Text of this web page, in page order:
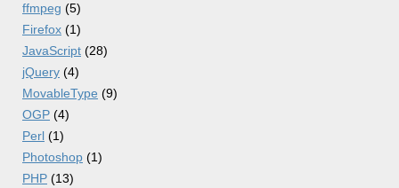
ffmpeg (5)
Firefox (1)
JavaScript (28)
jQuery (4)
MovableType (9)
OGP (4)
Perl (1)
Photoshop (1)
PHP (13)